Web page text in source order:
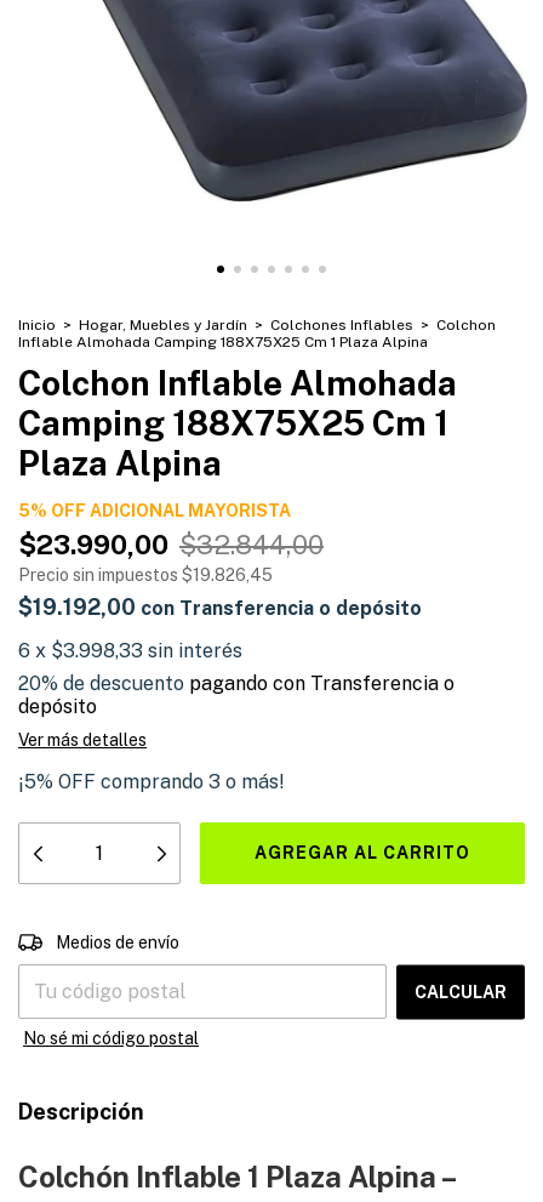
Inicio > Hogar, Muebles y Jardín > Colchones Inflables > Colchon
Inflable Almohada Camping 188X75X25 Cm 1 Plaza Alpina
Colchon Inflable Almohada
Camping 188X75X25 Cm 1
Plaza Alpina
5% OFF ADICIONAL
$23.990,00 $32.844,00
Precio sin impuestos $19.826,45
$19.192,00 con Transferencia o depósito
6 x $3.998,33 sin interés
20% de descuento pagando con Transferencia o
depósito
Ver más detalles
¡5% OFF comprando 3 o más!
Entregas para el CP:
Medios de envío
CALCULAR
No sé mi código postal
Descripción
Colchón Inflable 1 Plaza Alpina –